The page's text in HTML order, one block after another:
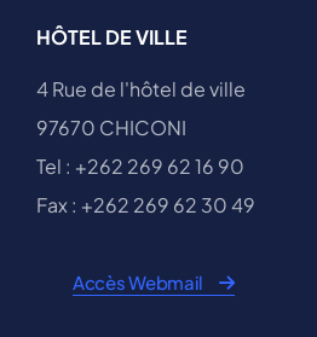
HÔTEL DE VILLE
4 Rue de l'hôtel de ville
97670 CHICONI
Tel : +262 269 62 16 90
Fax : +262 269 62 30 49
Accès Webmail